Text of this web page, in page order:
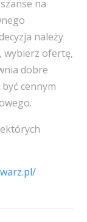
na
należy
wybierz ofertę,
dobre
cennym